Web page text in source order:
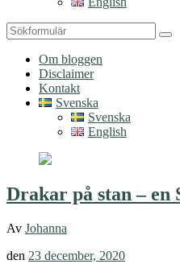
Sök
Om bloggen
Disclaimer
Kontakt
Svenska
Svenska
English
Drakar på stan – en
Av Johanna
den 23 december, 2020